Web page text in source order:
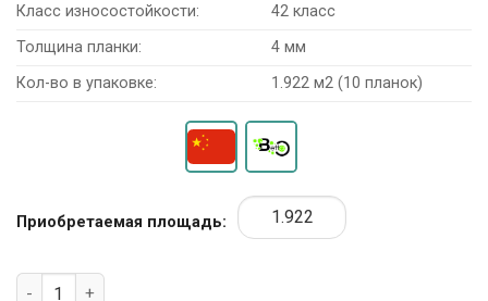
Класс износостойкости:
42 класс
Толщина планки:
4 мм
Кол-во в упаковке:
1.922 м2 (10 планок)
Приобретаемая площадь:
Количество товара SPC Ламинат Betta Monte M906 “Улуру”